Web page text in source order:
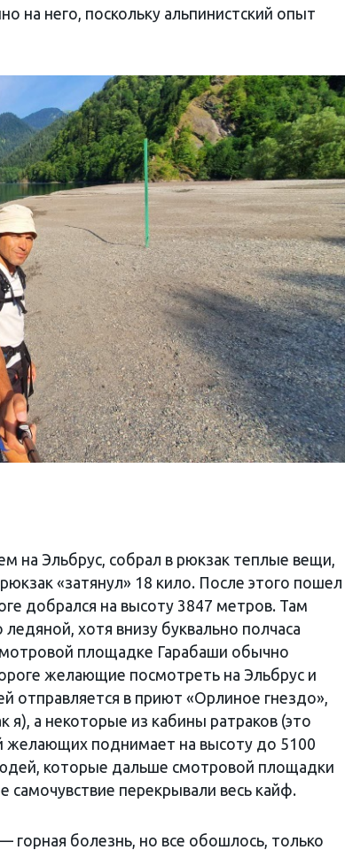
на него, поскольку альпинистский опыт
на Эльбрус, собрал в рюкзак теплые вещи,
«затянул» 18 кило. После этого пошел
добрался на высоту 3847 метров. Там
хотя внизу буквально полчаса
площадке Гарабаши обычно
желающие посмотреть на Эльбрус и
отправляется в приют «Орлиное гнездо»,
я), а некоторые из кабины ратраков (это
желающих поднимает на высоту до 5100
которые дальше смотровой площадки
самочувствие перекрывали весь кайф.
горная болезнь, но все обошлось, только